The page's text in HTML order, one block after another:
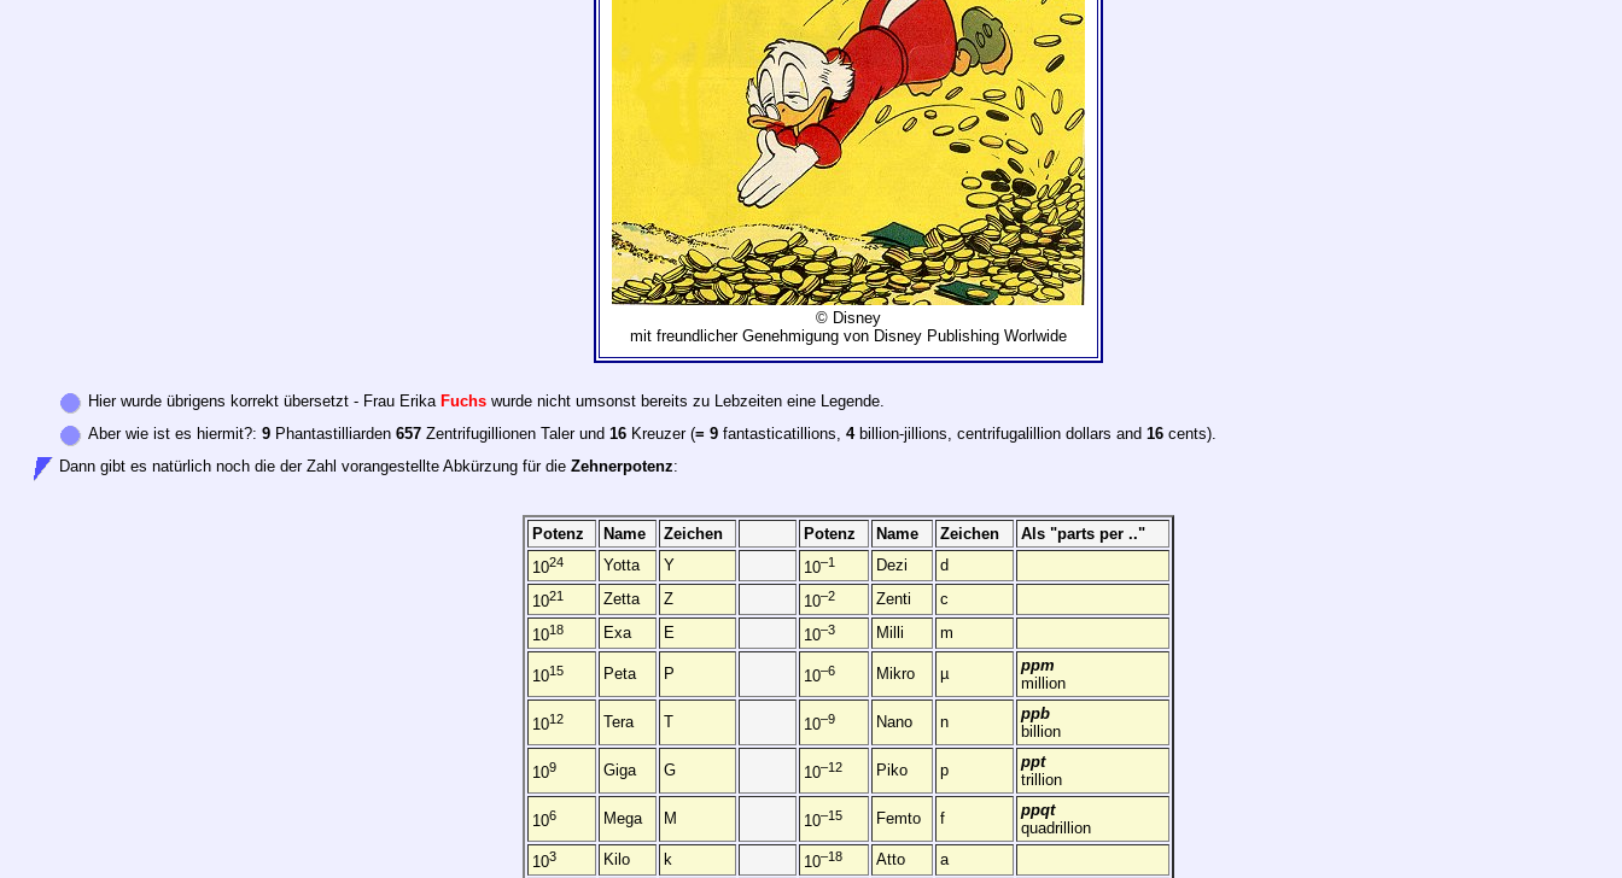
© Disney
mit freundlicher Genehmigung von Disney Publishing Worlwide
Hier wurde übrigens korrekt übersetzt - Frau Erika Fuchs wurde nicht umsonst bereits zu Lebzeiten eine Legende.
Aber wie ist es hiermit?: 9 Phantastilliarden 657 Zentrifugillionen Taler und 16 Kreuzer (= 9 fantasticatillions, 4billion-jillions, centrifugalillion dollars and 16 cents).
Dann gibt es natürlich noch die der Zahl vorangestellte Abkürzung für die Zehnerpotenz:
Potenz Name Zeichen Potenz Name Zeichen
Als "parts per .."
1024 Yotta Y 10–1 Dezi d
1021 Zetta Z 10–2 Zenti c
1018 Exa E 10–3 Milli m
1015 Peta P 10–6 Mikro µ
ppm
million
1012 Tera T 10–9 Nano n
ppb
billion
109 Giga G 10–12 Piko p
ppt
trillion
106 Mega M 10–15 Femto f
ppqt
quadrillion
103 Kilo k 10–18 Atto a